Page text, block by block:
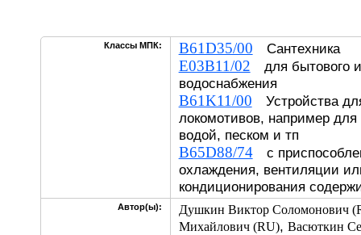
Классы МПК: B61D35/00 Сантехника
E03B11/02 для бытового
водоснабжения
B61K11/00 Устройства
локомотивов, например для
водой, песком и тп
B65D88/74с
охлаждения, вентиляции
кондиционирования
Автор(ы):
Душкин Виктор Соломонович
Михайлович (RU), Васюткин